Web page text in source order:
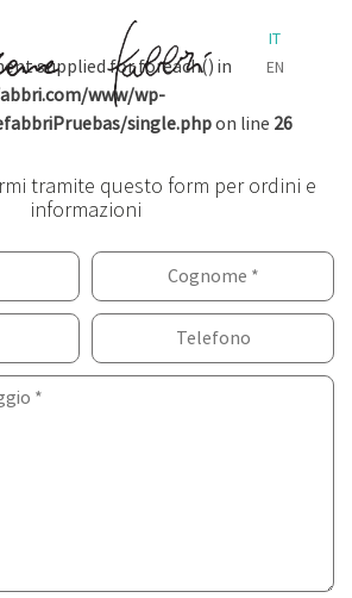
IT
EN
supplied for foreach() in
www/wp-
single.phpon line 26
tramite questo form per ordini e
informazioni